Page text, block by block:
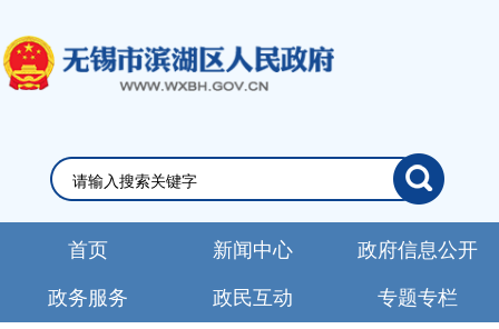
首页 新闻中心 政府信息公开
政务服务 政民互动 专题专栏